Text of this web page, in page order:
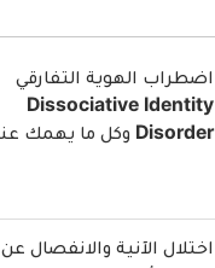
اضطراب الهوية التفارقي
Dissociative Identity
Disorder وكل ما يهمك عنه
اختلال الآنية والانفصال عن